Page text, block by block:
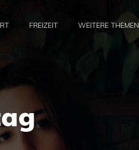
FREIZEIT WEITERE THEMEN